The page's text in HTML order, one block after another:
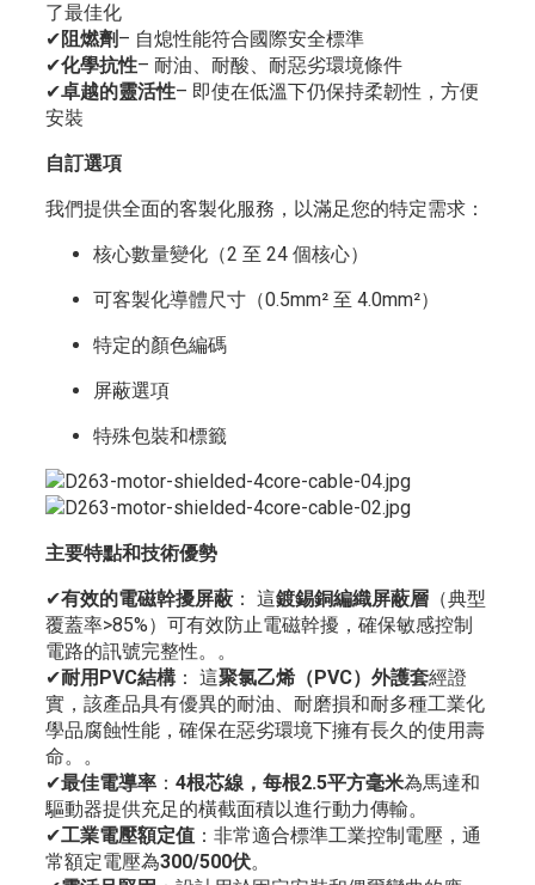
了最佳化
✔阻燃劑– 自熄性能符合國際安全標準
✔化學抗性– 耐油、耐酸、耐惡劣環境條件
✔卓越的靈活性– 即使在低溫下仍保持柔韌性，方便
安裝
自訂選項
我們提供全面的客製化服務，以滿足您的特定需求：
核心數量變化（2 至 24 個核心）
可客製化導體尺寸（0.5mm² 至 4.0mm²）
特定的顏色編碼
屏蔽選項
特殊包裝和標籤
主要特點和技術優勢
✔有效的電磁幹擾屏蔽： 這鍍錫銅編織屏蔽層（典型
覆蓋率>85%）可有效防止電磁幹擾，確保敏感控制
電路的訊號完整性。 。
✔耐用PVC結構： 這聚氯乙烯（PVC）外護套經證
實，該產品具有優異的耐油、耐磨損和耐多種工業化
學品腐蝕性能，確保在惡劣環境下擁有長久的使用壽
命。 。
✔最佳電導率： 4根芯線，每根2.5平方毫米為馬達和
驅動器提供充足的橫截面積以進行動力傳輸。
✔工業電壓額定值：非常適合標準工業控制電壓，通
常額定電壓為300/500伏。